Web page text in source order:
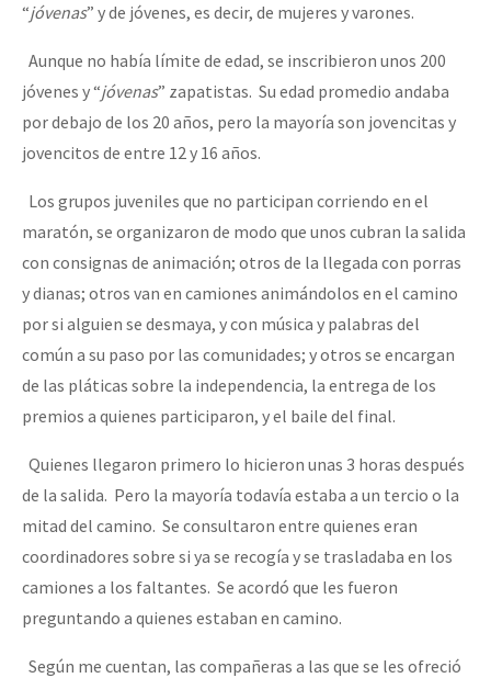
“jóvenas” y de jóvenes, es decir, de mujeres y varones.
Aunque no había límite de edad, se inscribieron unos 200
jóvenes y “jóvenas” zapatistas. Su edad promedio andaba
por debajo de los 20 años, pero la mayoría son jovencitas y
jovencitos de entre 12 y 16 años.
Los grupos juveniles que no participan corriendo en el
maratón, se organizaron de modo que unos cubran la salida
con consignas de animación; otros de la llegada con porras
y dianas; otros van en camiones animándolos en el camino
por si alguien se desmaya, y con música y palabras del
común a su paso por las comunidades; y otros se encargan
de las pláticas sobre la independencia, la entrega de los
premios a quienes participaron, y el baile del final.
Quienes llegaron primero lo hicieron unas 3 horas después
de la salida. Pero la mayoría todavía estaba a un tercio o la
mitad del camino. Se consultaron entre quienes eran
coordinadores sobre si ya se recogía y se trasladaba en los
camiones a los faltantes. Se acordó que les fueron
preguntando a quienes estaban en camino.
Según me cuentan, las compañeras a las que se les ofreció